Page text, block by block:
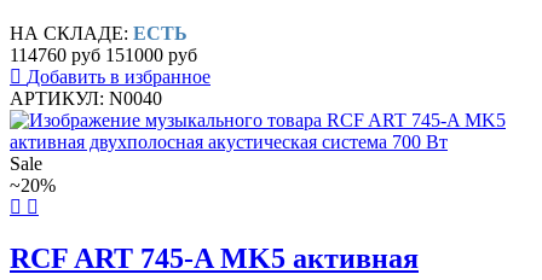
НА СКЛАДЕ: ЕСТЬ
114760 руб 151000 руб
Добавить в избранное
АРТИКУЛ: N0040
Sale
~20%
RCF ART 745-A MK5 активная